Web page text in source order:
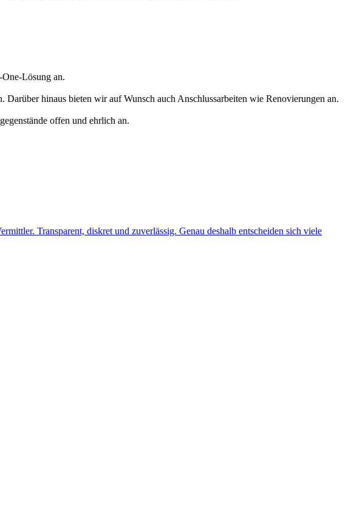
Lösung an.
hinaus bieten wir auf Wunsch auch Anschlussarbeiten wie Renovierungen an.
offen und ehrlich an.
Transparent, diskret und zuverlässig. Genau deshalb entscheiden sich viele